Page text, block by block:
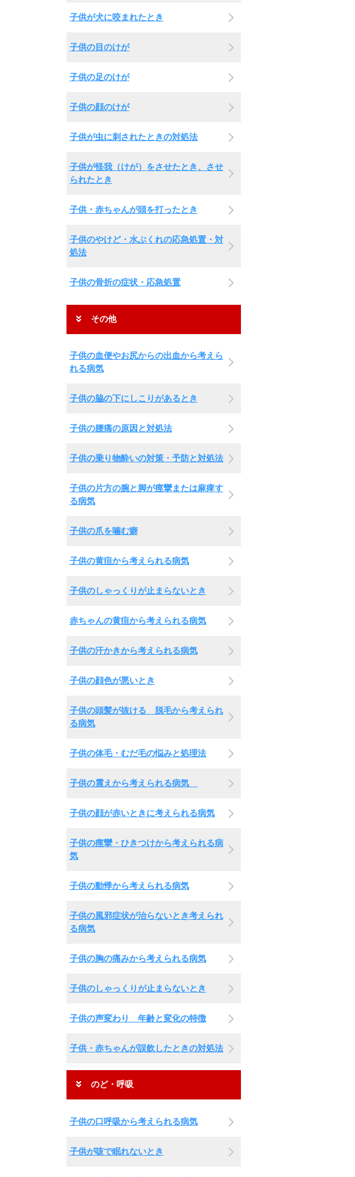
子供が犬に咬まれたとき
子供の目のけが
子供の足のけが
子供の顔のけが
子供が虫に刺されたときの対処法
子供が怪我（けが）をさせたとき、させ
られたとき
子供・赤ちゃんが頭を打ったとき
子供のやけど・水ぶくれの応急処置・対
処法
子供の骨折の症状・応急処置
その他
子供の血便やお尻からの出血から考えら
れる病気
子供の脇の下にしこりがあるとき
子供の腰痛の原因と対処法
子供の乗り物酔いの対策・予防と対処法
子供の片方の腕と脚が痙攣または麻痺す
る病気
子供の爪を噛む癖
子供の黄疸から考えられる病気
子供のしゃっくりが止まらないとき
赤ちゃんの黄疸から考えられる病気
子供の汗かきから考えられる病気
子供の顔色が悪いとき
子供の頭髪が抜ける 脱毛から考えられ
る病気
子供の体毛・むだ毛の悩みと処理法
子供の震えから考えられる病気
子供の顔が赤いときに考えられる病気
子供の痙攣・ひきつけから考えられる病
気
子供の動悸から考えられる病気
子供の風邪症状が治らないとき考えられ
る病気
子供の胸の痛みから考えられる病気
子供のしゃっくりが止まらないとき
子供の声変わり 年齢と変化の特徴
子供・赤ちゃんが誤飲したときの対処法
のど・呼吸
子供の口呼吸から考えられる病気
子供が咳で眠れないとき